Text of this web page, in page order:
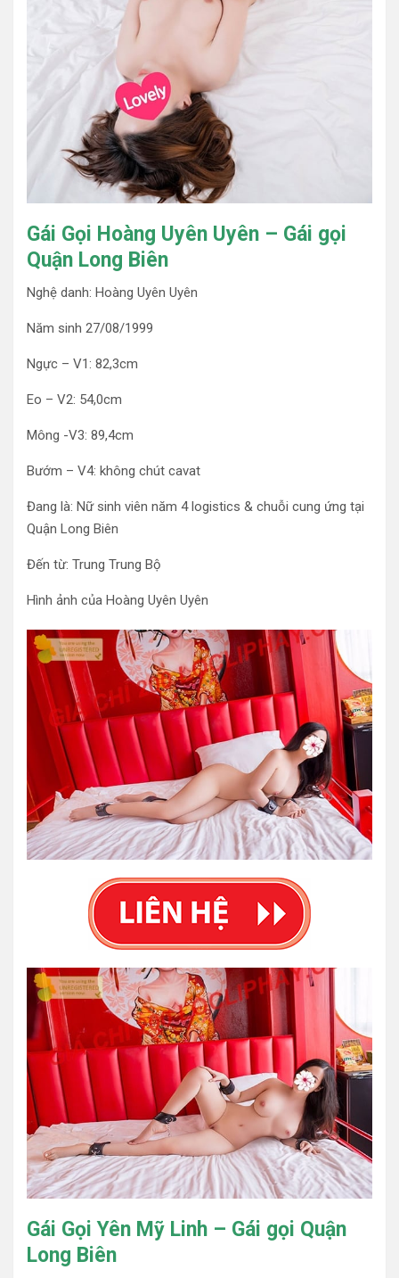
Gái Gọi Hoàng Uyên Uyên – Gái gọi
Quận Long Biên
Nghệ danh: Hoàng Uyên Uyên
Năm sinh 27/08/1999
Ngực – V1: 82,3cm
Eo – V2: 54,0cm
Mông -V3: 89,4cm
Bướm – V4: không chút cavat
Đang là: Nữ sinh viên năm 4 logistics & chuỗi cung ứng tại
Quận Long Biên
Đến từ: Trung Trung Bộ
Hình ảnh của Hoàng Uyên Uyên
Gái Gọi Yên Mỹ Linh – Gái gọi Quận
Long Biên